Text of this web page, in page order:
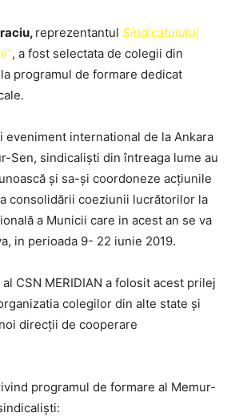
reprezentantul Sindicatulului
, a fost selectata de colegii din
programul de formare dedicat
eveniment international de la Ankara
Sen, sindicaliști din întreaga lume au
și sa-și coordoneze acțiunile
consolidării coeziunii lucrătorilor la
a Municii care in acest an se va
in perioada 9- 22 iunie 2019.
CSN MERIDIAN a folosit acest prilej
colegilor din alte state și
direcții de cooperare
programul de formare al Memur-